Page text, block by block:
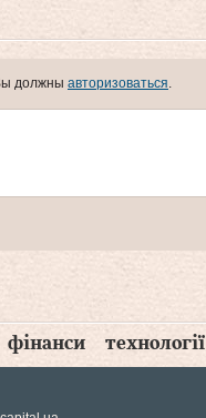
должны авторизоваться.
фінанси технології